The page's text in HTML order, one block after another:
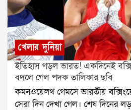
খেলার দুনিয়া
ইতিহাস গড়ল ভারত! একদিনেই
বদলে গেল পদক তালিকার ছবি
কমনওয়েলথ গেমসে ভারতীয়
সেরা দিন দেখা গেল। শেষ দিনের